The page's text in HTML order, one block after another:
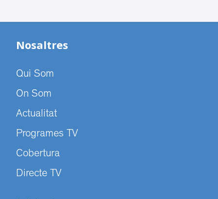
Nosaltres
Qui Som
On Som
Actualitat
Programes TV
Cobertura
Directe TV